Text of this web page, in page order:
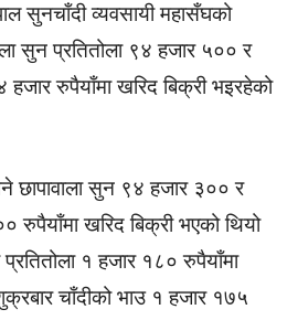
सुनचाँदी व्यवसायी महासँघको
सुन प्रतितोला ९४ हजार ५०० र
हजार रुपैयाँमा खरिद बिक्री भइरहेको
छापावाला सुन ९४ हजार ३०० र
रुपैयाँमा खरिद बिक्री भएको थियो
१ हजार १८० रुपैयाँमा
चाँदीको भाउ १ हजार १७५